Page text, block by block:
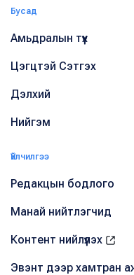
Бусад
Амьдралын түүх
Цэгцтэй Сэтгэх
Дэлхий
Нийгэм
Үйлчилгээ
Редакцын бодлого
Манай нийтлэгчид
Контент нийлүүлэх
Эвэнт дээр хамтран